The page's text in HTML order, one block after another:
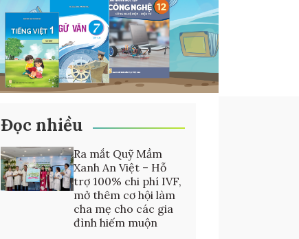
Đọc nhiều
Ra mắt Quỹ Mầm
Xanh An Việt – Hỗ
trợ 100% chi phí IVF,
mở thêm cơ hội làm
cha mẹ cho các gia
đình hiếm muộn